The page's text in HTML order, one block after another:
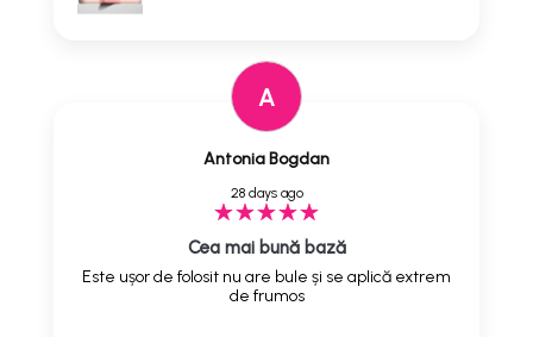
A
Antonia Bogdan
28 days ago
Cea mai bună bază
Este ușor de folosit nu are bule și se aplică extrem
de frumos